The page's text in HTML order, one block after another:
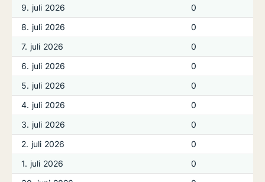
9. juli 2026
0
8. juli 2026
0
7. juli 2026
0
6. juli 2026
0
5. juli 2026
0
4. juli 2026
0
3. juli 2026
0
2. juli 2026
0
1. juli 2026
0